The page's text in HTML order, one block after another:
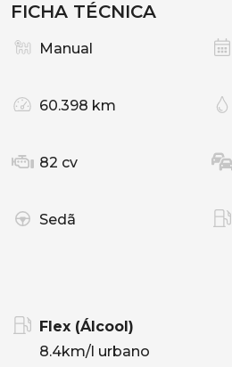
FICHA TÉCNICA
Manual
60.398 km
82 cv
Sedã
Flex (Álcool)
8.4km/l urbano